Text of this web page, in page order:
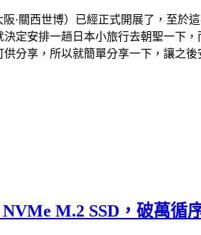
·關西世博）已經正式開展了，至
定安排一趟日本小旅行去朝聖一下
分享，所以就簡單分享一下，讓之
M.2 SSD，破萬